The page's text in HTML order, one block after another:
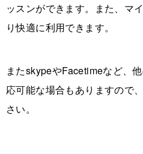
ッスンができます。また、マ
り快適に利用できます。
またskypeやFacetimeなど、
応可能な場合もありますので
さい。